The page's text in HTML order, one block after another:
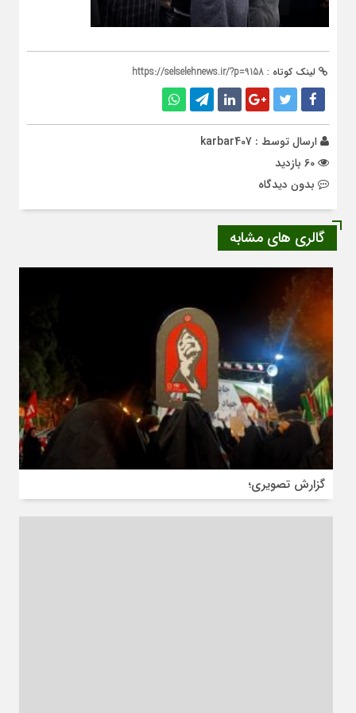
لینک کوتاه : https://selselehnews.ir/?p=9158
ارسال توسط : karbar407
بدون دیدگاه
گالری های مشابه
گزارش تصویری؛